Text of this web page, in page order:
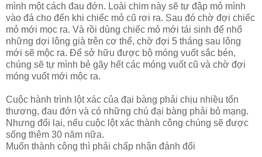
mình một cách đau đớn. Loài chim này sẽ tự đập mỏ mình
vào đá cho đến khi chiếc mỏ cũ rơi ra. Sau đó chờ đợi chiếc
mỏ mới mọc ra. Và rồi dùng chiếc mỏ mới tái sinh để nhổ
những dợi lông già trên cơ thể, chờ đợi 5 tháng sau lông
mới sẽ mộc ra. Để sở hữu được bộ móng vuốt sắc bén,
chúng sẽ tự mình bẻ gãy hết các móng vuốt cũ và chờ đợi
móng vuốt mới mộc ra.
Cuộc hành trình lột xác của đại bàng phải chịu nhiều tổn
thương, đau đớn và có những chú đại bàng phải bỏ mạng.
Nhưng đổi lại, nếu cuộc lột xác thành công chúng sẽ được
sống thêm 30 năm nữa.
Muốn thành công thì phải chấp nhận đánh đổi